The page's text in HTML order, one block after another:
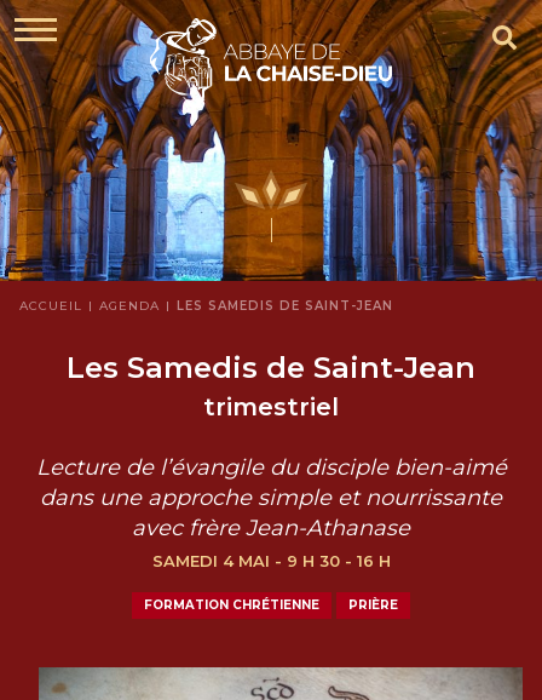
ACCUEIL AGENDA LES SAMEDIS DE SAINT-JEAN
Les Samedis de Saint-Jean
trimestriel
Lecture de l’évangile du disciple bien-aimé
dans une approche simple et nourrissante
avec frère Jean-Athanase
SAMEDI 4 MAI - 9 H 30 - 16 H
FORMATION CHRÉTIENNE PRIÈRE